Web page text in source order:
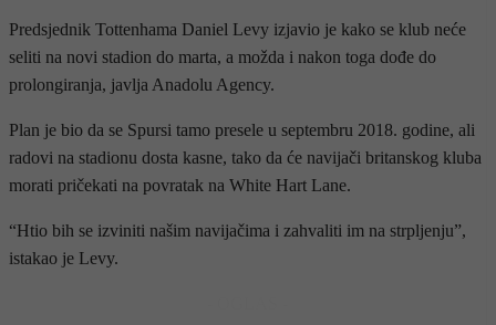
Predsjednik Tottenhama Daniel Levy izjavio je kako se klub neće
seliti na novi stadion do marta, a možda i nakon toga dođe do
prolongiranja, javlja Anadolu Agency.
Plan je bio da se Spursi tamo presele u septembru 2018. godine, ali
radovi na stadionu dosta kasne, tako da će navijači britanskog kluba
morati pričekati na povratak na White Hart Lane.
“Htio bih se izviniti našim navijačima i zahvaliti im na strpljenju”,
istakao je Levy.